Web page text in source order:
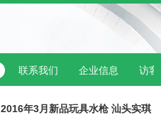
联系我们 企业信息 访客
2016年3月新品玩具水枪 汕头实琪